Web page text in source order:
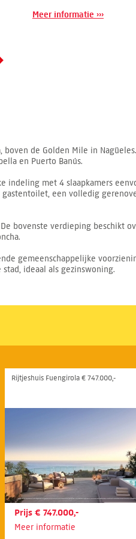
Meer informatie ›››
boven de Golden Mile in
en Puerto Banús.
indeling met 4 slaapkamers
een volledig
bovenste verdieping beschikt
gemeenschappelijke
ideaal als gezinswoning.
Rijtjeshuis Fuengirola € 747.000,-
Prijs € 747.000,-
Meer informatie